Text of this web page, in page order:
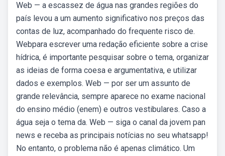
Web — a escassez de água nas grandes regiões do
país levou a um aumento significativo nos preços das
contas de luz, acompanhado do frequente risco de.
Webpara escrever uma redação eficiente sobre a crise
hídrica, é importante pesquisar sobre o tema, organizar
as ideias de forma coesa e argumentativa, e utilizar
dados e exemplos. Web — por ser um assunto de
grande relevância, sempre aparece no exame nacional
do ensino médio (enem) e outros vestibulares. Caso a
água seja o tema da. Web — siga o canal da jovem pan
news e receba as principais notícias no seu whatsapp!
No entanto, o problema não é apenas climático. Um